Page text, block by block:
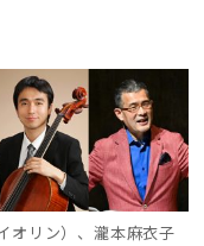
オリン）、瀧本麻衣子